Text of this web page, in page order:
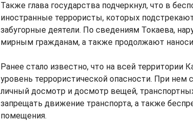
Также глава государства подчеркнул, что в
иностранные террористы, которых
забугорные деятели. По сведениям Токаева,
мирным гражданам, а также продолжают
Ранее стало известно, что на всей территории
уровень террористической опасности. При
личный досмотр и досмотр вещей,
запрещать движение транспорта, а также
помещения.